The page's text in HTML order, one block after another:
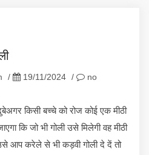
/ 19/11/2024 /
no
किसी बच्चे को रोज कोई एक मीठी
कि जो भी गोली उसे मिलेगी वह मीठी
आप करेले से भी कड़वी गोली दे दें तो